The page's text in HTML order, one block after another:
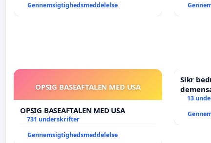
Gennemsigtighedsmeddelelse
OPSIG BASEAFTALEN MED USA
OPSIG BASEAFTALEN MED USA
731 underskrifter
Gennemsigtighedsmeddelelse
Sikr
13